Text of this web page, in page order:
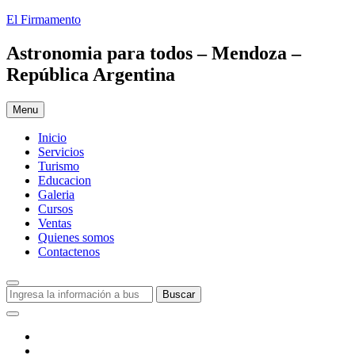
Skip
content
El Firmamento
Astronomia para todos – Mendoza –
República Argentina
Menu
Inicio
Servicios
Turismo
Educacion
Galeria
Cursos
Ventas
Quienes somos
Contactenos
Search
Buscar: Buscar
Social